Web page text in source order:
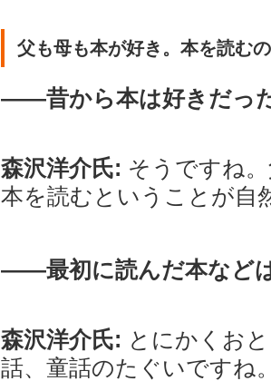
父も母も本が好き。本を読む
――昔から本は好きだっ
森沢洋介氏: そうですね
本を読むということが自
――最初に読んだ本など
森沢洋介氏: とにかくお
話、童話のたぐいですね